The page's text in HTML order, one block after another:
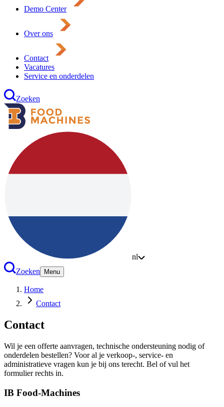
Demo Center
Over ons
Contact
Vacatures
Service en onderdelen
Zoeken
nl
Zoeken
Menu
Home
Contact
Contact
Wil je een offerte aanvragen, technische ondersteuning nodig of
onderdelen bestellen? Voor al je verkoop-, service- en
administratieve vragen kun je bij ons terecht. Bel of vul het
formulier rechts in.
IB Food-Machines